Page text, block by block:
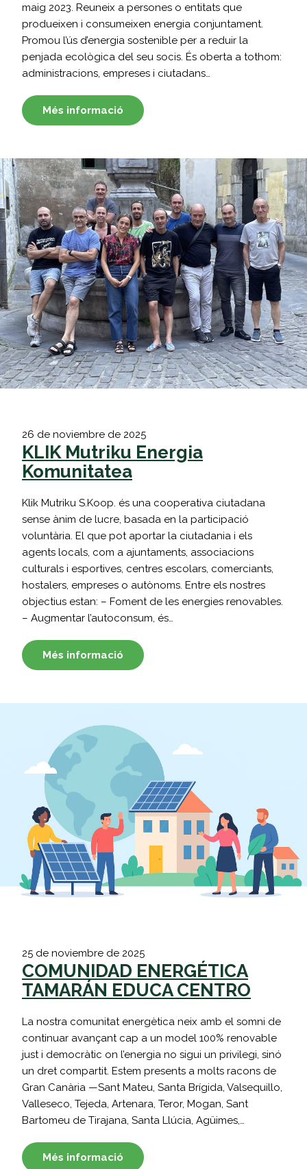
maig 2023. Reuneix a persones o entitats que
produeixen i consumeixen energia conjuntament.
Promou l’ús d’energia sostenible per a reduir la
penjada ecològica del seu socis. És oberta a tothom:
administracions, empreses i ciutadans…
Més informació
26 de noviembre de 2025
KLIK Mutriku Energia
Komunitatea
Klik Mutriku S.Koop. és una cooperativa ciutadana
sense ànim de lucre, basada en la participació
voluntària. El que pot aportar la ciutadania i els
agents locals, com a ajuntaments, associacions
culturals i esportives, centres escolars, comerciants,
hostalers, empreses o autònoms. Entre els nostres
objectius estan: – Foment de les energies renovables.
– Augmentar l’autoconsum, és…
Més informació
25 de noviembre de 2025
COMUNIDAD ENERGÉTICA
TAMARÁN EDUCA CENTRO
La nostra comunitat energètica neix amb el somni de
continuar avançant cap a un model 100% renovable
just i democràtic on l’energia no sigui un privilegi, sinó
un dret compartit. Estem presents a molts racons de
Gran Canària —Sant Mateu, Santa Brígida, Valsequillo,
Valleseco, Tejeda, Artenara, Teror, Mogan, Sant
Bartomeu de Tirajana, Santa Llúcia, Agüimes,…
Més informació